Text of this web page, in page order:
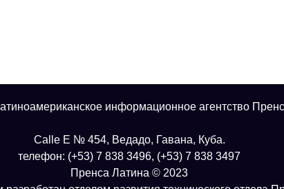
информационное агентство
Calle E № 454, Ведадо, Гавана, Куба.
телефон: (+53) 7 838 3496, (+53) 7 838 3497
Пренса Латина © 2023